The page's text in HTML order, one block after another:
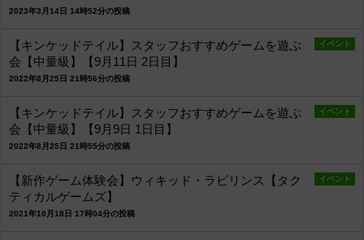
2023年3月14日 14時52分の投稿
イベント
【キンケッドテイル】スタッフおすすめゲームを遊ぶ
会【中量級】【9月11日 2日目】
2022年8月25日 21時56分の投稿
イベント
【キンケッドテイル】スタッフおすすめゲームを遊ぶ
会【中量級】【9月9日 1日目】
2022年8月25日 21時55分の投稿
イベント
【新作ゲーム体験会】ウィキッド・ラビリンス【タク
ティカルゲームズ】
2021年10月18日 17時04分の投稿